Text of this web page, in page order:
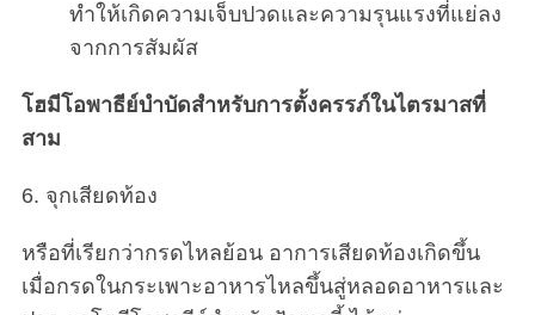
ทำให้เกิดความเจ็บปวดและความรุนแรงที่แย่ลง
จากการสัมผัส
โฮมีโอพาธีย์บำบัดสำหรับการตั้งครรภ์ในไตรมาสที่
สาม
6. จุกเสียดท้อง
หรือที่เรียกว่ากรดไหลย้อน อาการเสียดท้องเกิดขึ้น
เมื่อกรดในกระเพาะอาหารไหลขึ้นสู่หลอดอาหารและ